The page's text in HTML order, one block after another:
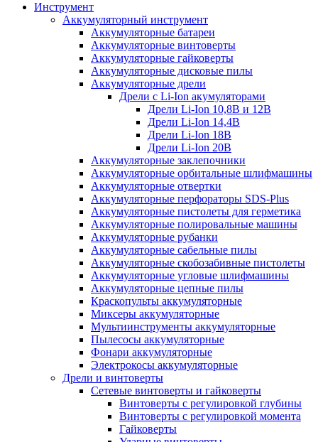
Инструмент
Аккумуляторный инструмент
Аккумуляторные батареи
Аккумуляторные винтоверты
Аккумуляторные гайковерты
Аккумуляторные дисковые пилы
Аккумуляторные дрели
Дрели с Li-Ion акумуляторами
Дрели Li-Ion 10,8В и 12В
Дрели Li-Ion 14,4В
Дрели Li-Ion 18В
Дрели Li-Ion 20В
Аккумуляторные заклепочники
Аккумуляторные орбитальные шлифмашины
Аккумуляторные отвертки
Аккумуляторные перфораторы SDS-Plus
Аккумуляторные пистолеты для герметика
Аккумуляторные полировальные машины
Аккумуляторные рубанки
Аккумуляторные сабельные пилы
Аккумуляторные скобозабивные пистолеты
Аккумуляторные угловые шлифмашины
Аккумуляторные цепные пилы
Краскопульты аккумуляторные
Миксеры аккумуляторные
Мультиинструменты аккумуляторные
Пылесосы аккумуляторные
Фонари аккумуляторные
Электрокосы аккумуляторные
Дрели и винтоверты
Сетевые винтоверты и гайковерты
Винтоверты с регулировкой глубины
Винтоверты с регулировкой момента
Гайковерты